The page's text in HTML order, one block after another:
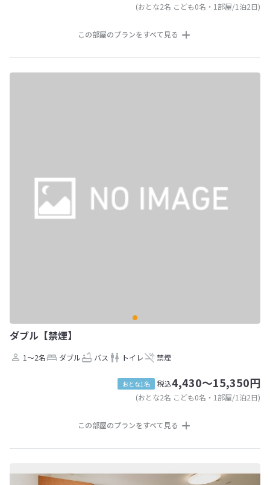
(おとな2名 こども0名・1部屋/1泊2日)
この部屋のプランをすべて見る
ダブル【禁煙】
1～2名 ダブル バス トイレ 禁煙
おとな1名 税込4,430～15,350円
(おとな2名 こども0名・1部屋/1泊2日)
この部屋のプランをすべて見る